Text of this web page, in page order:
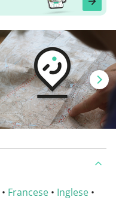
• Francese • Inglese •